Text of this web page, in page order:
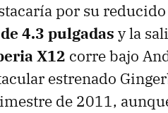
por su
4.3 pulgadas y la
X12 corre bajo
estrenado
de 2011,